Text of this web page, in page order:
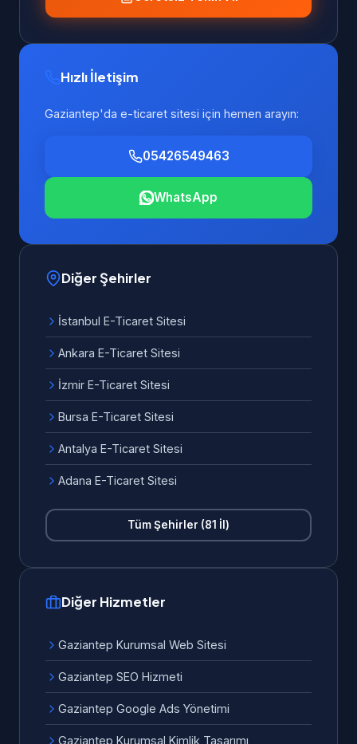
Hızlı İletişim
Gaziantep'da e-ticaret sitesi için hemen arayın:
05426549463
WhatsApp
Diğer Şehirler
İstanbul E-Ticaret Sitesi
Ankara E-Ticaret Sitesi
İzmir E-Ticaret Sitesi
Bursa E-Ticaret Sitesi
Antalya E-Ticaret Sitesi
Adana E-Ticaret Sitesi
Tüm Şehirler (81 İl)
Diğer Hizmetler
Gaziantep Kurumsal Web Sitesi
Gaziantep SEO Hizmeti
Gaziantep Google Ads Yönetimi
Gaziantep Kurumsal Kimlik Tasarımı